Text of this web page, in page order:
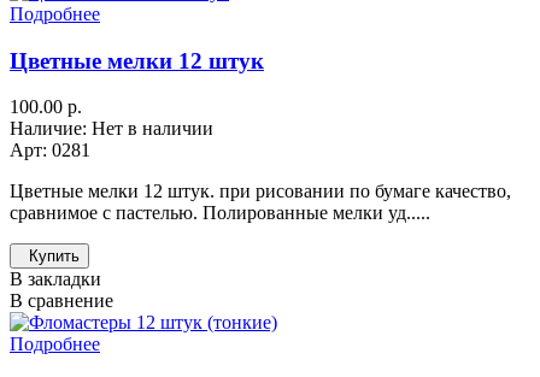
Подробнее
Цветные мелки 12 штук
100.00 р.
Наличие: Нет в наличии
Арт: 0281
Цветные мелки 12 штук. при рисовании по бумаге качество,
сравнимое с пастелью. Полированные мелки уд.....
Купить
В закладки
В сравнение
Подробнее